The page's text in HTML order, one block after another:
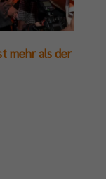
mehr als der